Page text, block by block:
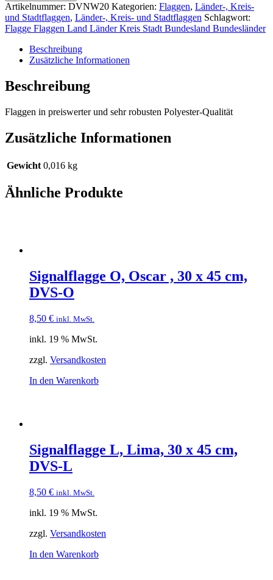
Artikelnummer: DVNW20 Kategorien: Flaggen, Länder-, Kreis-
und Stadtflaggen, Länder-, Kreis- und Stadtflaggen Schlagwort:
Flagge Flaggen Land Länder Kreis Stadt Bundesland Bundesländer
Beschreibung
Zusätzliche Informationen
Beschreibung
Flaggen in preiswerter und sehr robusten Polyester-Qualität
Zusätzliche Informationen
Gewicht 0,016 kg
Ähnliche Produkte
Signalflagge O, Oscar , 30 x 45 cm,
DVS-O
8,50 € inkl. MwSt.
inkl. 19 % MwSt.
zzgl. Versandkosten
In den Warenkorb
Signalflagge L, Lima, 30 x 45 cm,
DVS-L
8,50 € inkl. MwSt.
inkl. 19 % MwSt.
zzgl. Versandkosten
In den Warenkorb